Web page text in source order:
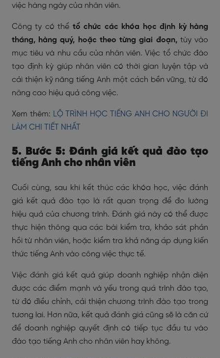
việc hàng ngày của nhân viên.
Công ty có thể tổ chức các khóa học định kỳ hàng
tháng, hàng quý, hoặc theo từng giai đoạn,tùy vào
mục tiêu và nhu cầu của nhân viên. Việc tổ chức đào
tạo định kỳ giúp nhân viên có thời gian luyện tập và
cải thiện kỹ năng tiếng Anh một cách bền vững, từ đó
nâng cao hiệu quả công việc.
Xem thêm: LỘ TRÌNH HỌC TIẾNG ANH CHO NGƯỜI ĐI
LÀM CHI TIẾT NHẤT
5. Bước 5: Đánh giá kết quả đào tạo
tiếng Anh cho nhân viên
Cuối cùng, sau khi kết thúc các khóa học, việc đánh
giá kết quả đào tạo là rất quan trọng để đo lường
hiệu quả của chương trình. Đánh giá này có thể được
thực hiện thông qua các bài kiểm tra, khảo sát phản
hồi từ nhân viên, hoặc kiểm tra khả năng áp dụng kiến
thức tiếng Anh vào công việc thực tế.
Việc đánh giá kết quả giúp doanh nghiệp nhận diện
được các điểm mạnh và yếu trong quá trình đào tạo,
từ đó điều chỉnh, cải thiện chương trình đào tạo trong
tương lai. Hơn nữa, kết quả đánh giá cũng sẽ là căn cứ
để doanh nghiệp quyết định có tiếp tục đầu tư vào
đào tạo tiếng Anh cho nhân viên hay không.